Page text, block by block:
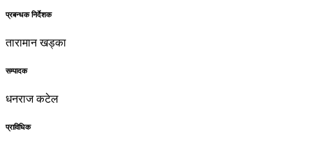
प्रबन्धक निर्देशक
तारामान खड्का
सम्पादक
धनराज कटेल
प्राविधिक